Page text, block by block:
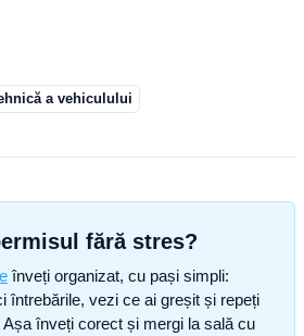
a vehiculului
fără stres?
înveți organizat, cu pași simpli:
întrebările, vezi ce ai greșit și repeți
înveți corect și mergi la sală cu